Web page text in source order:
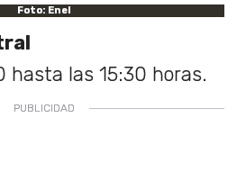
Foto: Enel
hasta las 15:30 horas.